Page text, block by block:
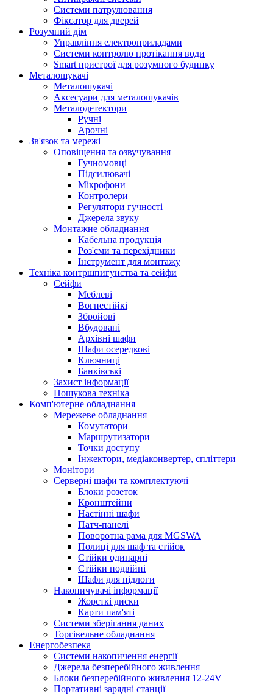
Системи патрулювання
Фіксатор для дверей
Розумний дім
Управління електроприладами
Системи контролю протікання води
Smart пристрої для розумного будинку
Металошукачі
Металошукачі
Аксесуари для металошукачів
Металодетектори
Ручні
Арочні
Зв'язок та мережі
Оповіщення та озвучування
Гучномовці
Підсилювачі
Мікрофони
Контролери
Регулятори гучності
Джерела звуку
Монтажне обладнання
Кабельна продукція
Роз'єми та перехідники
Інструмент для монтажу
Техніка контршпигунства та сейфи
Сейфи
Меблеві
Вогнестійкі
Збройові
Вбудовані
Архівні шафи
Шафи осередкові
Ключниці
Банківські
Захист інформації
Пошукова техніка
Комп'ютерне обладнання
Мережеве обладнання
Комутатори
Маршрутизатори
Точки доступу
Інжектори, медіаконвертер, спліттери
Монітори
Серверні шафи та комплектуючі
Блоки розеток
Кронштейни
Настінні шафи
Патч-панелі
Поворотна рама для MGSWA
Полиці для шаф та стійок
Стійки одинарні
Стійки подвійні
Шафи для підлоги
Накопичувачі інформації
Жорсткі диски
Карти пам'яті
Системи зберігання даних
Торгівельне обладнання
Енергобезпека
Системи накопичення енергії
Джерела безперебійного живлення
Блоки безперебійного живлення 12-24V
Портативні зарядні станції